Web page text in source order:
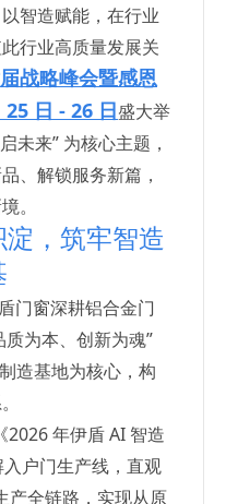
智造赋能，在行业
行业高质量发展关
战略峰会暨感恩
日 - 26 日盛大举
未来” 为核心主题，
、解锁服务新篇，
。
，筑牢智造
门窗深耕铝合金门
为本、创新为魂”
造基地为核心，构
年伊盾 AI 智造
户门生产线，直观
产全链路，实现从原